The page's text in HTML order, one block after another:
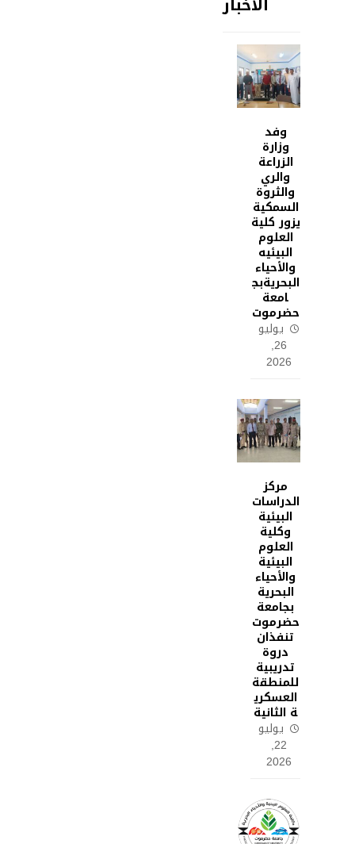
وفد
وزارة
الزراعة
والري
والثروة
السمكية
يزور كلية
العلوم
البيئيه
والأحياء
البحريةبج
امعة
حضرموت
يوليو
26,
2026
مركز
الدراسات
البيئية
وكلية
العلوم
البيئية
والأحياء
البحرية
بجامعة
حضرموت
تنفذان
دروة
تدريبية
للمنطقة
العسكري
ة الثانية
يوليو
22,
2026